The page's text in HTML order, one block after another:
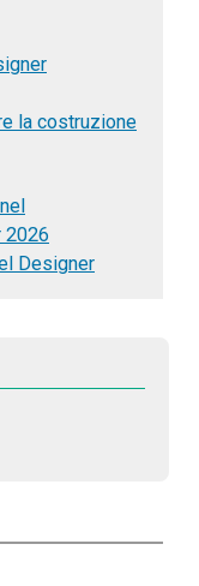
la costruzione
2026
Designer